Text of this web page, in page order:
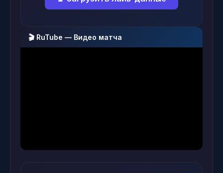
🎬 RuTube — Видео матча